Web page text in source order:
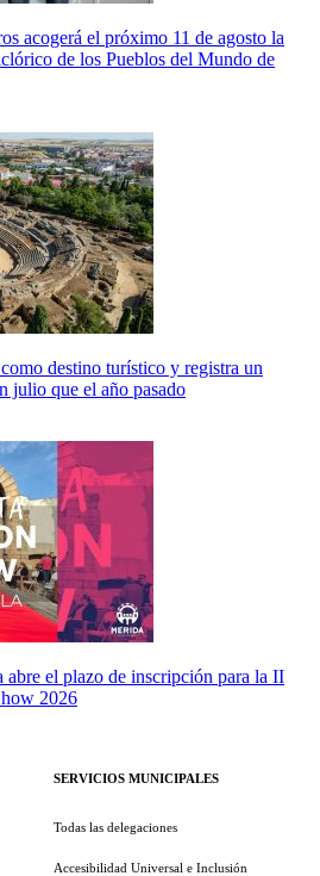
acogerá el próximo 11 de agosto la
de los Pueblos del Mundo de
destino turístico y registra un
julio que el año pasado
el plazo de inscripción para la II
2026
SERVICIOS MUNICIPALES
Todas las delegaciones
Accesibilidad Universal e Inclusión